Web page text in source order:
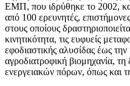
ΕΜΠ, που ιδρύθηκε το 2002,
από 100 ερευνητές,
στους οποίους
κινητικότητα, τις ευφυείς
εφοδιαστικής αλυσίδας έως
αγροδιατροφική βιομηχανία, τη
ενεργειακών πόρων, όπως και